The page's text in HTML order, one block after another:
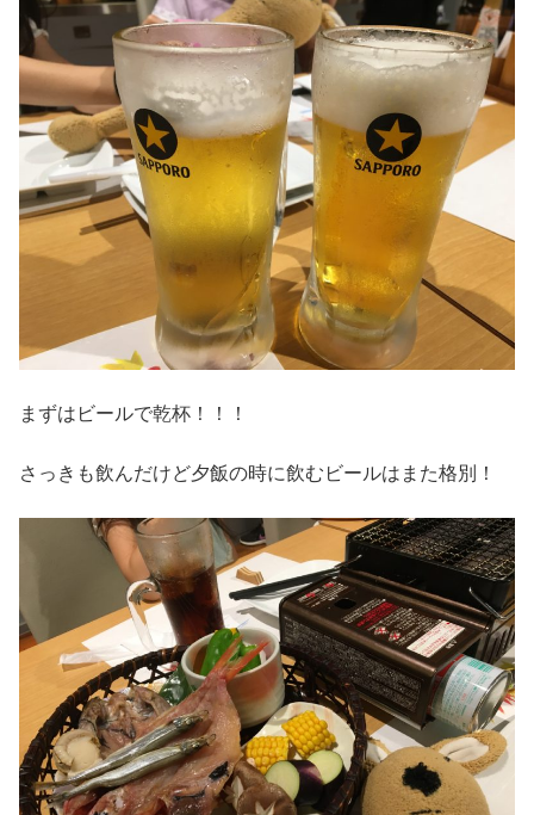
まずはビールで乾杯！！！
さっきも飲んだけど夕飯の時に飲むビールはまた格別！